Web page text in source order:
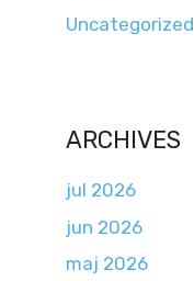
Uncategorized
ARCHIVES
jul 2026
jun 2026
maj 2026